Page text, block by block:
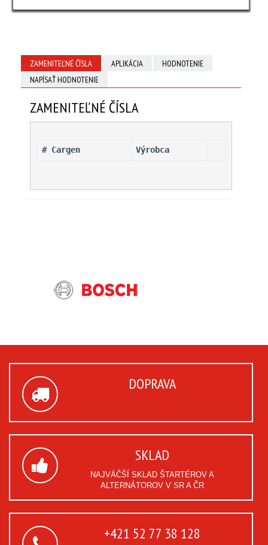
ZAMENITEĽNÉ ČÍSLA APLIKÁCIA
HODNOTENIE
NAPÍSAŤ HODNOTENIE
ZAMENITEĽNÉ ČÍSLA
# Cargen Výrobca
DOPRAVA
SKLAD
NAJVÄČŠÍ SKLAD ŠTARTÉROV A
ALTERNÁTOROV V SR A ČR
+421 52 77 38 128